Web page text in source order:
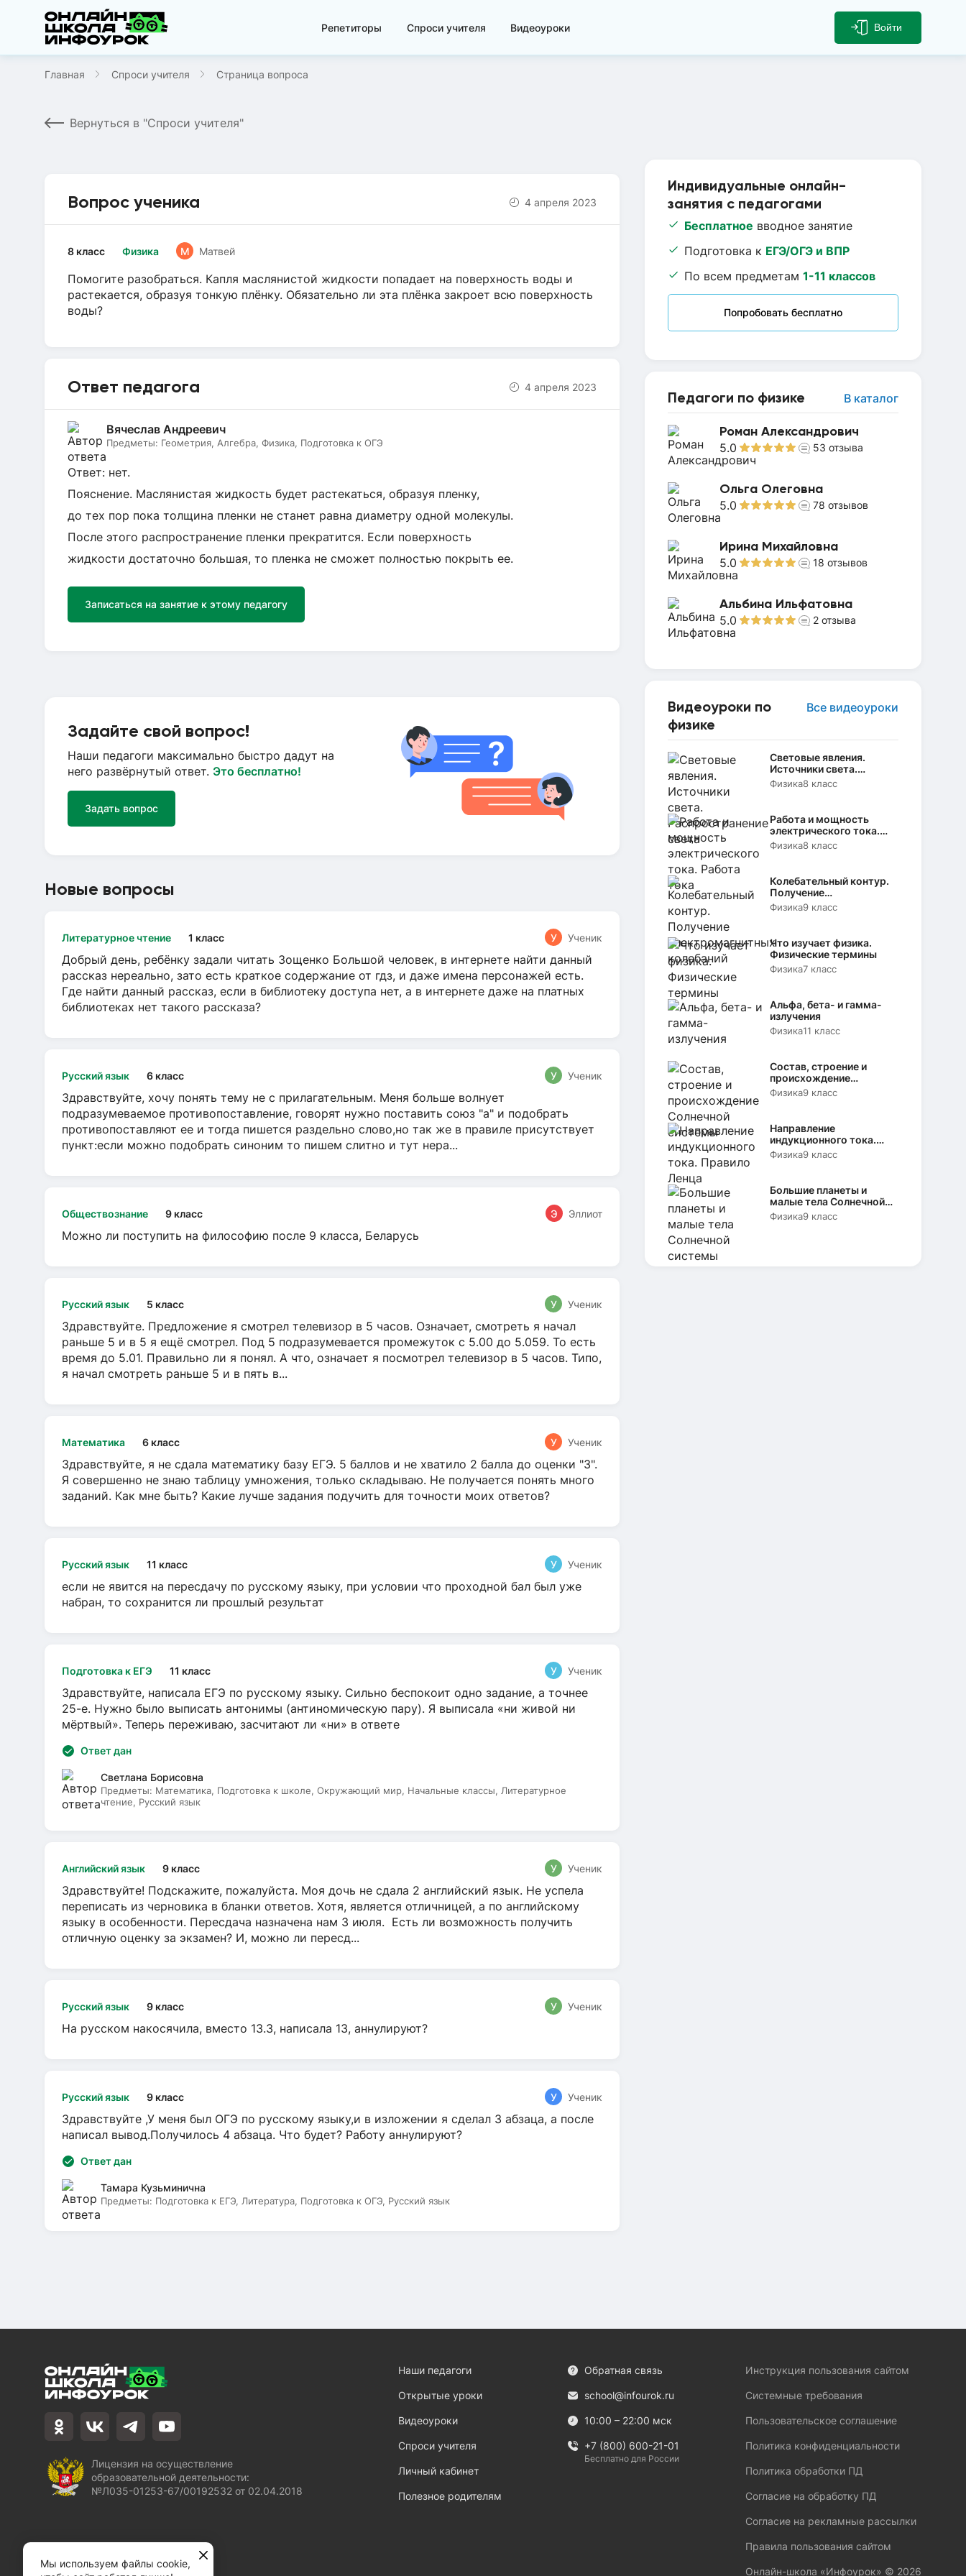
Репетиторы Спроси учителя Видеоуроки Войти
Главная Спроси учителя Страница вопроса
Вернуться в "Спроси учителя"
Индивидуальные онлайн-
занятия с педагогами
Бесплатное вводное занятие
Подготовка к ЕГЭ/ОГЭ и ВПР
По всем предметам 1-11 классов
Попробовать бесплатно
Педагоги по физике В каталог
Роман Александрович
5.0 53 отзыва
Ольга Олеговна
5.0 78 отзывов
Ирина Михайловна
5.0 18 отзывов
Альбина Ильфатовна
5.0 2 отзыва
Видеоуроки по
физике
Все видеоуроки
Световые явления.
Источники света.
Распространение света
Физика8 класс
Работа и мощность
электрического тока.
Работа тока
Физика8 класс
Колебательный контур.
Получение
электромагнитных
колебаний
Физика9 класс
Что изучает физика.
Физические термины
Физика7 класс
Альфа, бета- и гамма-
излучения
Физика11 класс
Состав, строение и
происхождение
Солнечной системы
Физика9 класс
Направление
индукционного тока.
Правило Ленца
Физика9 класс
Большие планеты и
малые тела Солнечной
системы
Физика9 класс
Вопрос ученика 4 апреля 2023
Физика
8 класс М Матвей
Помогите разобраться. Капля маслянистой жидкости попадает на поверхность воды и
растекается, образуя тонкую плёнку. Обязательно ли эта плёнка закроет всю поверхность
воды?
Ответ педагога 4 апреля 2023
Вячеслав Андреевич
Предметы: Геометрия, Алгебра, Физика, Подготовка к ОГЭ
Ответ: нет.
Пояснение. Маслянистая жидкость будет растекаться, образуя пленку,
до тех пор пока толщина пленки не станет равна диаметру одной молекулы.
После этого распространение пленки прекратится. Если поверхность
жидкости достаточно большая, то пленка не сможет полностью покрыть ее.
Записаться на занятие к этому педагогу
Задайте свой вопрос!
Наши педагоги максимально быстро дадут на
него развёрнутый ответ. Это бесплатно!
Задать вопрос
Новые вопросы
Литературное чтение 1 класс У Ученик
Добрый день, ребёнку задали читать Зощенко Большой человек, в интернете найти данный
рассказ нереально, зато есть краткое содержание от гдз, и даже имена персонажей есть.
Где найти данный рассказ, если в библиотеку доступа нет, а в интернете даже на платных
библиотеках нет такого рассказа?
Русский язык 6 класс У Ученик
Здравствуйте, хочу понять тему не с прилагательным. Меня больше волнует
подразумеваемое противопоставление, говорят нужно поставить союз "а" и подобрать
противопоставляют ее и тогда пишется раздельно слово,но так же в правиле присутствует
пункт:если можно подобрать синоним то пишем слитно и тут нера...
Обществознание 9 класс Э Эллиот
Можно ли поступить на философию после 9 класса, Беларусь
Русский язык 5 класс У Ученик
Здравствуйте. Предложение я смотрел телевизор в 5 часов. Означает, смотреть я начал
раньше 5 и в 5 я ещё смотрел. Под 5 подразумевается промежуток с 5.00 до 5.059. То есть
время до 5.01. Правильно ли я понял. А что, означает я посмотрел телевизор в 5 часов. Типо,
я начал смотреть раньше 5 и в пять в...
Математика 6 класс У Ученик
Здравствуйте, я не сдала математику базу ЕГЭ. 5 баллов и не хватило 2 балла до оценки "3".
Я совершенно не знаю таблицу умножения, только складываю. Не получается понять много
заданий. Как мне быть? Какие лучше задания подучить для точности моих ответов?
Русский язык 11 класс У Ученик
если не явится на пересдачу по русскому языку, при условии что проходной бал был уже
набран, то сохранится ли прошлый результат
Подготовка к ЕГЭ 11 класс У Ученик
Здравствуйте, написала ЕГЭ по русскому языку. Сильно беспокоит одно задание, а точнее
25-е. Нужно было выписать антонимы (антиномическую пару). Я выписала «ни живой ни
мёртвый». Теперь переживаю, засчитают ли «ни» в ответе
Ответ дан
Светлана Борисовна
Предметы: Математика, Подготовка к школе, Окружающий мир, Начальные классы, Литературное
чтение, Русский язык
Английский язык 9 класс У Ученик
Здравствуйте! Подскажите, пожалуйста. Моя дочь не сдала 2 английский язык. Не успела
переписать из черновика в бланки ответов. Хотя, является отличницей, а по английскому
языку в особенности. Пересдача назначена нам 3 июля. Есть ли возможность получить
отличную оценку за экзамен? И, можно ли пересд...
Русский язык 9 класс У Ученик
На русском накосячила, вместо 13.3, написала 13, аннулируют?
Русский язык 9 класс У Ученик
Здравствуйте ,У меня был ОГЭ по русскому языку,и в изложении я сделал 3 абзаца, а после
написал вывод.Получилось 4 абзаца. Что будет? Работу аннулируют?
Ответ дан
Тамара Кузьминична
Предметы: Подготовка к ЕГЭ, Литература, Подготовка к ОГЭ, Русский язык
Лицензия на осуществление
образовательной деятельности:
№Л035-01253-67/00192532 от 02.04.2018
Наши педагоги
Открытые уроки
Видеоуроки
Спроси учителя
Личный кабинет
Полезное родителям
Обратная связь
school@infourok.ru
10:00 – 22:00 мск
+7 (800) 600-21-01
Бесплатно для России
Инструкция пользования сайтом
Системные требования
Пользовательское соглашение
Политика конфиденциальности
Политика обработки ПД
Согласие на обработку ПД
Согласие на рекламные рассылки
Правила пользования сайтом
Онлайн-школа «Инфоурок» © 2026
Мы используем файлы cookie,